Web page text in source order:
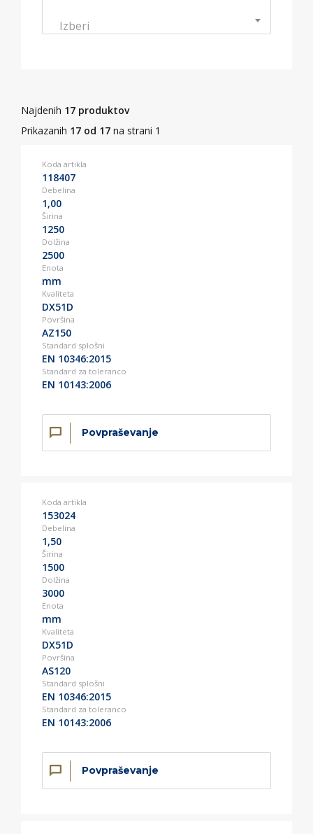
Izberi
Najdenih 17 produktov
Prikazanih 17 od 17 na strani 1
Koda artikla
118407
Debelina
1,00
Širina
1250
Dolžina
2500
Enota
mm
Kvaliteta
DX51D
Površina
AZ150
Standard splošni
EN 10346:2015
Standard za toleranco
EN 10143:2006
Povpraševanje
Koda artikla
153024
Debelina
1,50
Širina
1500
Dolžina
3000
Enota
mm
Kvaliteta
DX51D
Površina
AS120
Standard splošni
EN 10346:2015
Standard za toleranco
EN 10143:2006
Povpraševanje